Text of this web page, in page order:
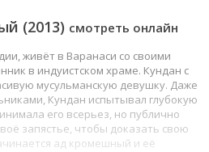
(2013) смотреть онлайн
живёт в Варанаси со своими
в индуистском храме. Кундан с
мусульманскую девушку. Даже
Кундан испытывал глубокую
его всерьез, но публично
запястье, чтобы доказать свою
ад кромешный и её